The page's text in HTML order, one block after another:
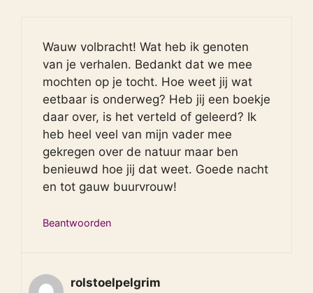
Wauw volbracht! Wat heb ik genoten
van je verhalen. Bedankt dat we mee
mochten op je tocht. Hoe weet jij wat
eetbaar is onderweg? Heb jij een boekje
daar over, is het verteld of geleerd? Ik
heb heel veel van mijn vader mee
gekregen over de natuur maar ben
benieuwd hoe jij dat weet. Goede nacht
en tot gauw buurvrouw!
Beantwoorden
rolstoelpelgrim